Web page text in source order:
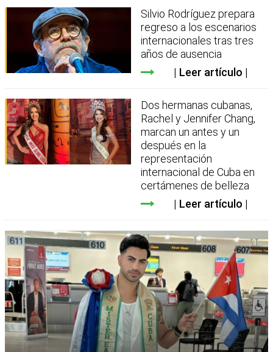
Silvio Rodríguez prepara
regreso a los escenarios
internacionales tras tres
años de ausencia
Leer artículo
Dos hermanas cubanas,
Rachel y Jennifer Chang,
marcan un antes y un
después en la
representación
internacional de Cuba en
certámenes de belleza
Leer artículo